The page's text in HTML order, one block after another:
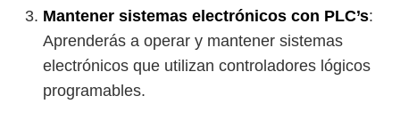
Mantener sistemas electrónicos con PLC’s:
Aprenderás a operar y mantener sistemas
electrónicos que utilizan controladores lógicos
programables.